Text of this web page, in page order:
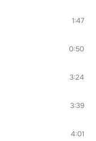
1:47
0:50
3:24
3:39
4:01